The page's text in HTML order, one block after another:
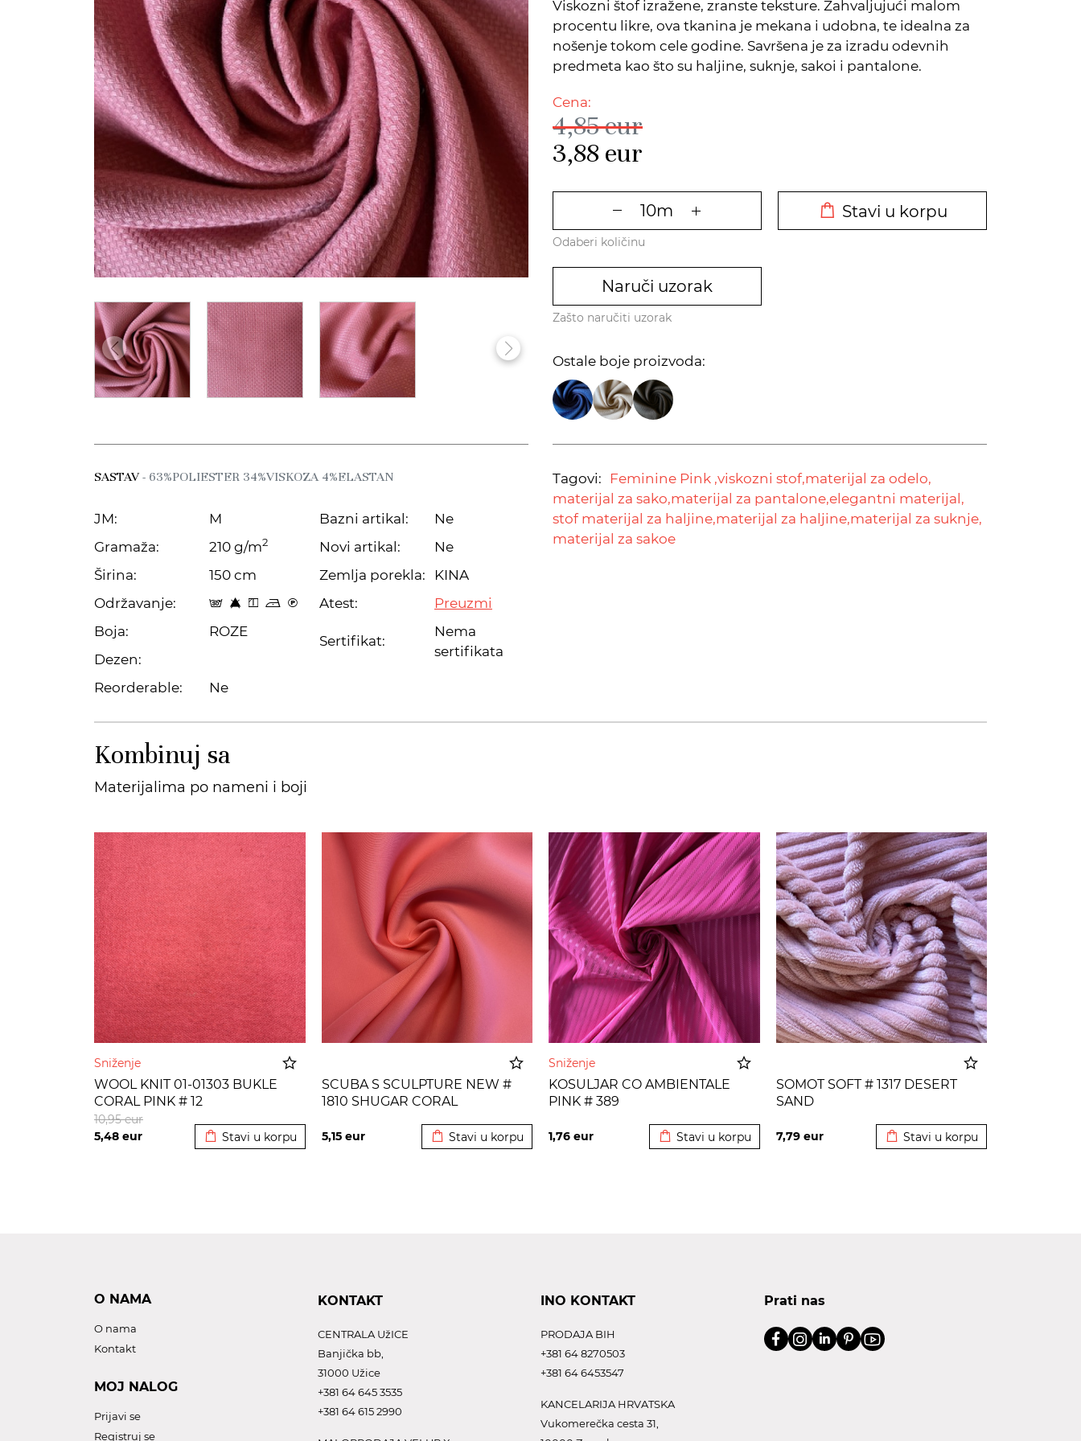
Viskozni štof izražene, zranste teksture. Zahvaljujući malom
procentu likre, ova tkanina je mekana i udobna, te idealna za
nošenje tokom cele godine. Savršena je za izradu odevnih
predmeta kao što su haljine, suknje, sakoi i pantalone.
Cena:
4,85eur
3,88 eur
Stavi u korpu
Odaberi količinu
Naruči uzorak
Zašto naručiti uzorak
Ostale boje proizvoda:
SASTAV- 63%POLIESTER 34%VISKOZA 4%ELASTAN
JM:
M
Gramaža:
210 g/m2
Širina:
150 cm
Održavanje:
s 8 y o C
Boja:
ROZE
Dezen:
Reorderable:
Ne
Bazni artikal:
Ne
Novi artikal:
Ne
Zemlja porekla:
KINA
Atest:
Preuzmi
Sertifikat:
Nema
sertifikata
Tagovi: Feminine Pink ,viskozni stof,materijal za odelo,
materijal za sako,materijal za pantalone,elegantni materijal,
stof materijal za haljine,materijal za haljine,materijal za suknje,
materijal za sakoe
Kombinuj sa
Materijalima po nameni i boji
Sniženje
WOOL KNIT 01-01303 BUKLE
CORAL PINK # 12
5,48 eur
10,95eur
Stavi u korpu
SCUBA S SCULPTURE NEW #
1810 SHUGAR CORAL
5,15 eur Stavi u korpu
Sniženje
KOSULJAR CO AMBIENTALE
PINK # 389
1,76 eur Stavi u korpu
SOMOT SOFT # 1317 DESERT
SAND
7,79 eur Stavi u korpu
O NAMA
O nama
Kontakt
MOJ NALOG
Prijavi se
Registruj se
KONTAKT
CENTRALA UžICE
Banjička bb,
31000 Užice
+381 64 645 3535
+381 64 615 2990
INO KONTAKT
PRODAJA BIH
+381 64 8270503
+381 64 6453547
KANCELARIJA HRVATSKA
Vukomerečka cesta 31,
Prati nas